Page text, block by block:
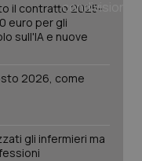
il contratto 2025-
euro per gli
sull'IA e nuove
2026, come
gli infermieri ma
Inc.